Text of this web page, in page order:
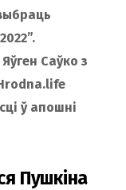
Саўко з
ў апошні
Пушкіна